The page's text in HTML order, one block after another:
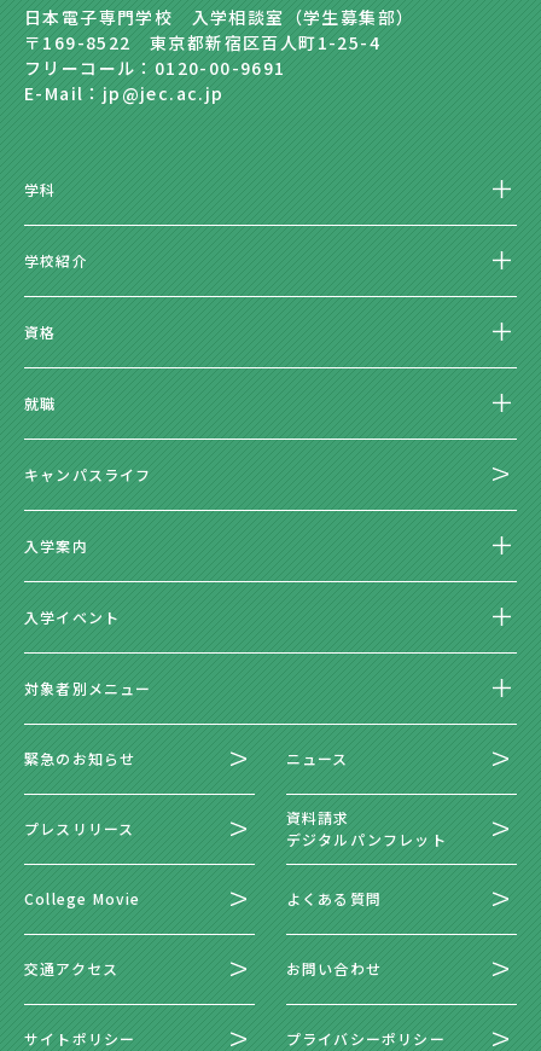
日本電子専門学校 入学相談室（学生募集部）
〒169-8522 東京都新宿区百人町1-25-4
フリーコール：0120-00-9691
E-Mail：jp@jec.ac.jp
学科
学校紹介
資格
就職
キャンパスライフ
入学案内
入学イベント
対象者別メニュー
緊急のお知らせ ニュース
プレスリリース
資料請求
デジタルパンフレット
College Movie よくある質問
交通アクセス お問い合わせ
サイトポリシー プライバシーポリシー